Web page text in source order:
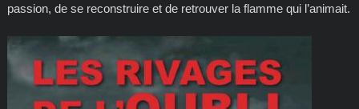
passion, de se reconstruire et de retrouver la flamme qui l’animait.